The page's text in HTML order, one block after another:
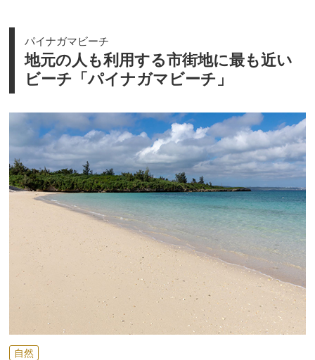
パイナガマビーチ
地元の人も利用する市街地に最も近い
ビーチ「パイナガマビーチ」
自然